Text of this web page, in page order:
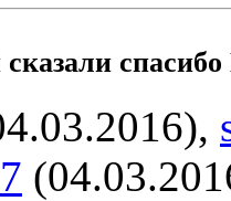
сказали